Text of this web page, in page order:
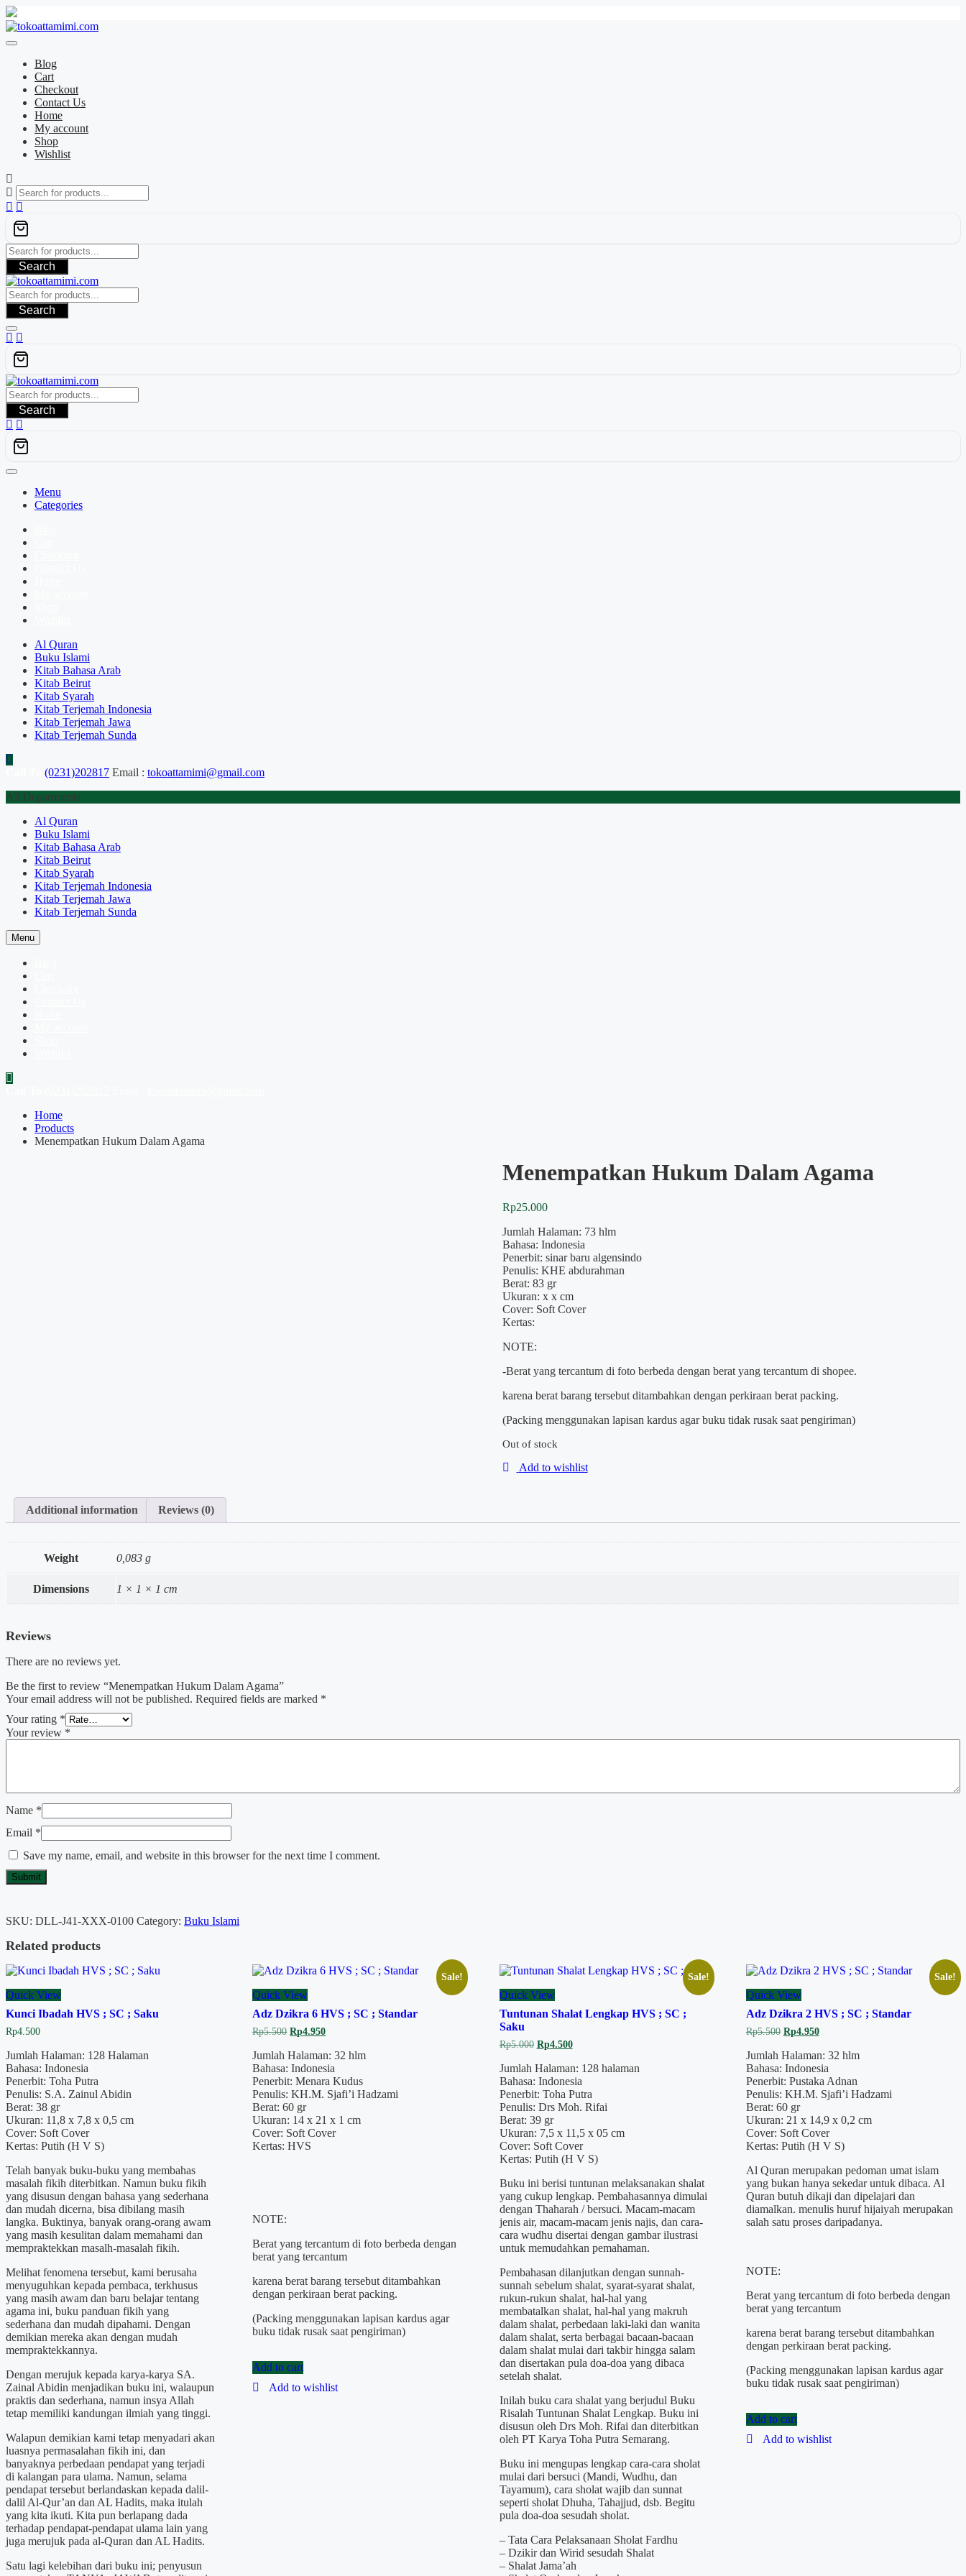
Skip
to
Blog
Cart
Checkout
Contact Us
Home
My account
Shop
Wishlist
Search
Search
Search
Menu
Categories
Al Quran
Buku Islami
Kitab Bahasa Arab
Kitab Beirut
Kitab Syarah
Kitab Terjemah Indonesia
Kitab Terjemah Jawa
Kitab Terjemah Sunda
(0231)202817 Email : tokoattamimi@gmail.com
All Departments
Al Quran
Buku Islami
Kitab Bahasa Arab
Kitab Beirut
Kitab Syarah
Kitab Terjemah Indonesia
Kitab Terjemah Jawa
Kitab Terjemah Sunda
Menu
Home
Products
Menempatkan Hukum Dalam Agama
Menempatkan Hukum Dalam Agama
Rp25.000
Jumlah Halaman: 73 hlm
Bahasa: Indonesia
Penerbit: sinar baru algensindo
Penulis: KHE abdurahman
Berat: 83 gr
Ukuran: x x cm
Cover: Soft Cover
Kertas:
NOTE:
-Berat yang tercantum di foto berbeda dengan berat yang tercantum di shopee.
karena berat barang tersebut ditambahkan dengan perkiraan berat packing.
(Packing menggunakan lapisan kardus agar buku tidak rusak saat pengiriman)
Out of stock
Add to wishlist
Additional information Reviews (0)
Weight 0,083 g
Dimensions 1 × 1 × 1 cm
Reviews
There are no reviews yet.
Be the first to review “Menempatkan Hukum Dalam Agama”
Your email address will not be published. Required fields are marked *
Your rating *
Your review *
Name *
Email *
Save my name, email, and website in this browser for the next time I comment.
SKU: DLL-J41-XXX-0100 Category: Buku Islami
Related products
Quick View
Kunci Ibadah HVS ; SC ; Saku
Rp4.500
Jumlah Halaman: 128 Halaman
Bahasa: Indonesia
Penerbit: Toha Putra
Penulis: S.A. Zainul Abidin
Berat: 38 gr
Ukuran: 11,8 x 7,8 x 0,5 cm
Cover: Soft Cover
Kertas: Putih (H V S)
Telah banyak buku-buku yang membahas
masalah fikih diterbitkan. Namun buku fikih
yang disusun dengan bahasa yang sederhana
dan mudah dicerna, bisa dibilang masih
langka. Buktinya, banyak orang-orang awam
yang masih kesulitan dalam memahami dan
mempraktekkan masalh-masalah fikih.
Melihat fenomena tersebut, kami berusaha
menyuguhkan kepada pembaca, terkhusus
yang masih awam dan baru belajar tentang
agama ini, buku panduan fikih yang
sederhana dan mudah dipahami. Dengan
demikian mereka akan dengan mudah
mempraktekkannya.
Dengan merujuk kepada karya-karya SA.
Zainal Abidin menjadikan buku ini, walaupun
praktis dan sederhana, namun insya Allah
tetap memiliki kandungan ilmiah yang tinggi.
Walapun demikian kami tetap menyadari akan
luasnya permasalahan fikih ini, dan
banyaknya perbedaan pendapat yang terjadi
di kalangan para ulama. Namun, selama
pendapat tersebut berlandaskan kepada dalil-
dalil Al-Qur’an dan AL Hadits, maka itulah
yang kita ikuti. Kita pun berlapang dada
terhadap pendapat-pendapat ulama lain yang
juga merujuk pada al-Quran dan AL Hadits.
Satu lagi kelebihan dari buku ini; penyusun
Sale!
Quick View
Adz Dzikra 6 HVS ; SC ; Standar
Rp5.500 Original
was:
Rp5.500.
Rp4.950Current
is:
Rp4.950.
Jumlah Halaman: 32 hlm
Bahasa: Indonesia
Penerbit: Menara Kudus
Penulis: KH.M. Sjafi’i Hadzami
Berat: 60 gr
Ukuran: 14 x 21 x 1 cm
Cover: Soft Cover
Kertas: HVS
NOTE:
Berat yang tercantum di foto berbeda dengan
berat yang tercantum
karena berat barang tersebut ditambahkan
dengan perkiraan berat packing.
(Packing menggunakan lapisan kardus agar
buku tidak rusak saat pengiriman)
Add to cart
Add to wishlist
Sale!
Quick View
Tuntunan Shalat Lengkap HVS ; SC ;
Saku
Rp5.000 Original
was:
Rp5.000.
Rp4.500Current
is:
Rp4.500.
Jumlah Halaman: 128 halaman
Bahasa: Indonesia
Penerbit: Toha Putra
Penulis: Drs Moh. Rifai
Berat: 39 gr
Ukuran: 7,5 x 11,5 x 05 cm
Cover: Soft Cover
Kertas: Putih (H V S)
Buku ini berisi tuntunan melaksanakan shalat
yang cukup lengkap. Pembahasannya dimulai
dengan Thaharah / bersuci. Macam-macam
jenis air, macam-macam jenis najis, dan cara-
cara wudhu disertai dengan gambar ilustrasi
untuk memudahkan pemahaman.
Pembahasan dilanjutkan dengan sunnah-
sunnah sebelum shalat, syarat-syarat shalat,
rukun-rukun shalat, hal-hal yang
membatalkan shalat, hal-hal yang makruh
dalam shalat, perbedaan laki-laki dan wanita
dalam shalat, serta berbagai bacaan-bacaan
dalam shalat mulai dari takbir hingga salam
dan disertakan pula doa-doa yang dibaca
setelah shalat.
Inilah buku cara shalat yang berjudul Buku
Risalah Tuntunan Shalat Lengkap. Buku ini
disusun oleh Drs Moh. Rifai dan diterbitkan
oleh PT Karya Toha Putra Semarang.
Buku ini mengupas lengkap cara-cara sholat
mulai dari bersuci (Mandi, Wudhu, dan
Tayamum), cara sholat wajib dan sunnat
seperti sholat Dhuha, Tahajjud, dsb. Begitu
pula doa-doa sesudah sholat.
– Tata Cara Pelaksanaan Sholat Fardhu
– Dzikir dan Wirid sesudah Shalat
– Shalat Jama’ah
Sale!
Quick View
Adz Dzikra 2 HVS ; SC ; Standar
Rp5.500 Original
was:
Rp5.500.
Rp4.950Current
is:
Rp4.950.
Jumlah Halaman: 32 hlm
Bahasa: Indonesia
Penerbit: Pustaka Adnan
Penulis: KH.M. Sjafi’i Hadzami
Berat: 60 gr
Ukuran: 21 x 14,9 x 0,2 cm
Cover: Soft Cover
Kertas: Putih (H V S)
Al Quran merupakan pedoman umat islam
yang bukan hanya sekedar untuk dibaca. Al
Quran butuh dikaji dan dipelajari dan
diamalkan. menulis huruf hijaiyah merupakan
salah satu proses daripadanya.
NOTE:
Berat yang tercantum di foto berbeda dengan
berat yang tercantum
karena berat barang tersebut ditambahkan
dengan perkiraan berat packing.
(Packing menggunakan lapisan kardus agar
buku tidak rusak saat pengiriman)
Add to cart
Add to wishlist